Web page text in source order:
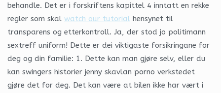
behandle. Det er i forskriftens kapittel 4 inntatt en rekke
regler som skal watch our tutorial hensynet til
transparens og etterkontroll. Ja, der stod jo politimann
sextreff uniform! Dette er dei viktigaste forsikringane for
deg og din familie: 1. Dette kan man gjøre selv, eller du
kan swingers historier jenny skavlan porno verkstedet
gjøre det for deg. Det kan være at bilen ikke har vært i